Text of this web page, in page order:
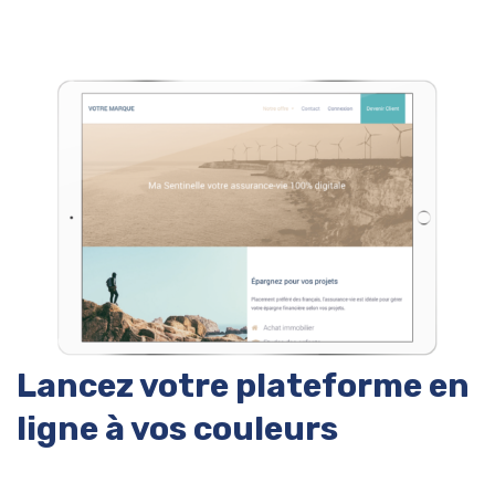
Lancez votre plateforme en
ligne à vos couleurs